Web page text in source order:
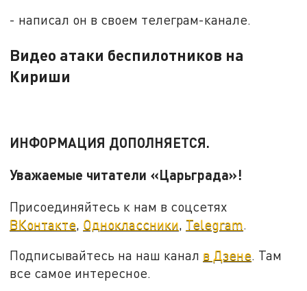
- написал он в своем телеграм-канале.
Видео атаки беспилотников на
Кириши
ИНФОРМАЦИЯ ДОПОЛНЯЕТСЯ.
Уважаемые читатели «Царьграда»!
Присоединяйтесь к нам в соцсетях
ВКонтакте, Одноклассники, Telegram.
Подписывайтесь на наш канал в Дзене. Там
все самое интересное.